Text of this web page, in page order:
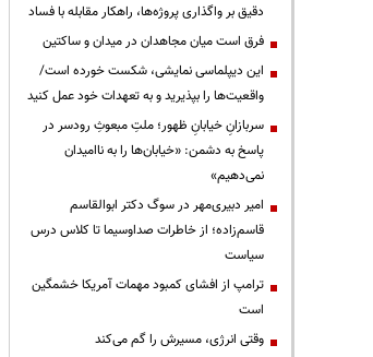
دقیق بر واگذاری پروژه‌ها، راهکار مقابله با فساد
فرق است میان مجاهدان در میدان و ساکتین
این دیپلماسی نمایشی، شکست خورده است/
واقعیت‌ها را بپذیرید و به تعهدات خود عمل کنید
سربازانِ خیابانِ ظهور؛ ملتِ مبعوثِ رودسر در
پاسخ به دشمن: «خیابان‌ها را به ناامیدان
نمی‌دهیم»
امیر دبیری‌مهر در سوگ دکتر ابوالقاسم
قاسم‌زاده؛ از خاطرات صداوسیما تا کلاس درس
سیاست
ترامپ از افشای کمبود مهمات آمریکا خشمگین
است
وقتی انرژی، مسیرش را گم می‌کند